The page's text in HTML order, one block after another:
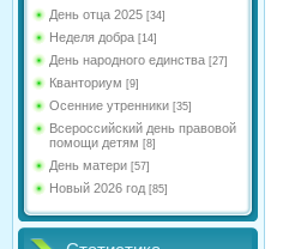
День отца 2025 [34]
Неделя добра [14]
День народного единства [27]
Кванториум [9]
Осенние утренники [35]
Всероссийский день правовой
помощи детям [8]
День матери [57]
Новый 2026 год [85]